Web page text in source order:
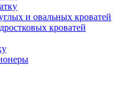
и овальных кроватей
кроватей